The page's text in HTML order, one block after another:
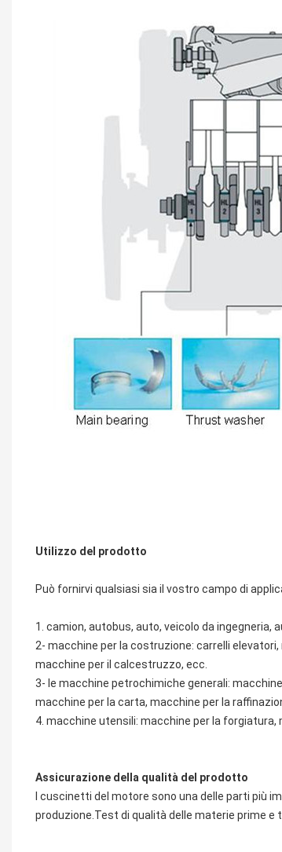
Utilizzo del prodotto
Può fornirvi qualsiasi sia il vostro campo di
1. camion, autobus, auto, veicolo da ingegneria,
2- macchine per la costruzione: carrelli
macchine per il calcestruzzo, ecc.
3- le macchine petrochimiche generali:
macchine per la carta, macchine per la
4. macchine utensili: macchine per la forgiatura,
Assicurazione della qualità del prodotto
I cuscinetti del motore sono una delle parti più
produzione.Test di qualità delle materie prime e